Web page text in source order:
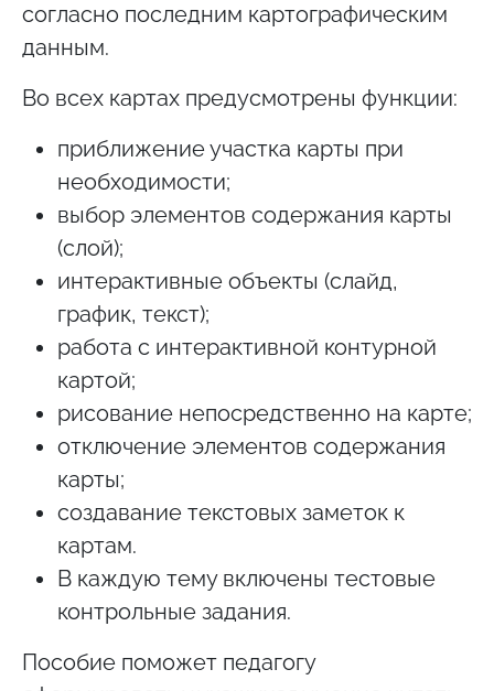
согласно последним картографическим
данным.
Во всех картах предусмотрены функции:
приближение участка карты при
необходимости;
выбор элементов содержания карты
(слой);
интерактивные объекты (слайд,
график, текст);
работа с интерактивной контурной
картой;
рисование непосредственно на карте;
отключение элементов содержания
карты;
создавание текстовых заметок к
картам.
В каждую тему включены тестовые
контрольные задания.
Пособие поможет педагогу